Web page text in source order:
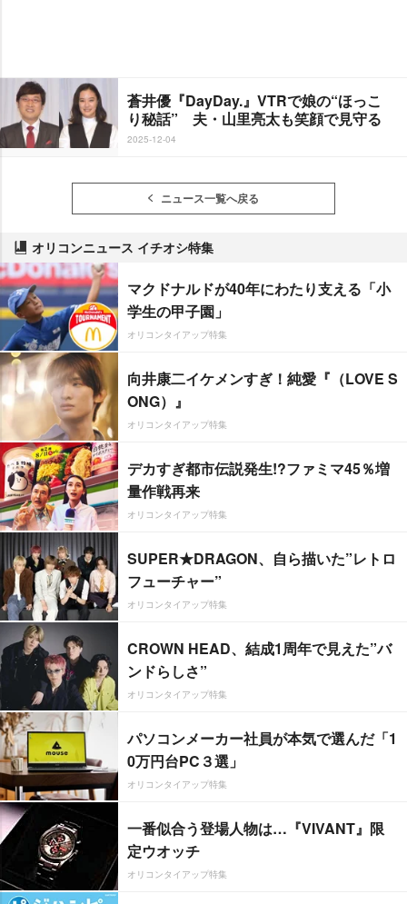
蒼井優『DayDay.』VTRで娘の“ほっこ
り秘話” 夫・山里亮太も笑顔で見守る
2025-12-04
ニュース一覧へ戻る
オリコンニュース イチオシ特集
マクドナルドが40年にわたり支える「小
学生の甲子園」
オリコンタイアップ特集
向井康二イケメンすぎ！純愛『（LOVE S
ONG）』
オリコンタイアップ特集
デカすぎ都市伝説発生!?ファミマ45％増
量作戦再来
オリコンタイアップ特集
SUPER★DRAGON、自ら描いた”レトロ
フューチャー”
オリコンタイアップ特集
CROWN HEAD、結成1周年で見えた”バ
ンドらしさ”
オリコンタイアップ特集
パソコンメーカー社員が本気で選んだ「1
0万円台PC３選」
オリコンタイアップ特集
一番似合う登場人物は…『VIVANT』限
定ウオッチ
オリコンタイアップ特集